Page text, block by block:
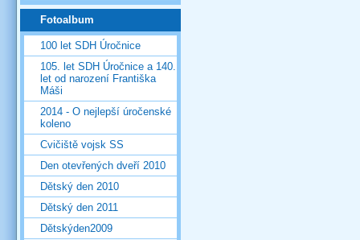
Fotoalbum
100 let SDH Úročnice
105. let SDH Úročnice a 140.
let od narození Františka
Máši
2014 - O nejlepší úročenské
koleno
Cvičiště vojsk SS
Den otevřených dveří 2010
Dětský den 2010
Dětský den 2011
Dětskýden2009